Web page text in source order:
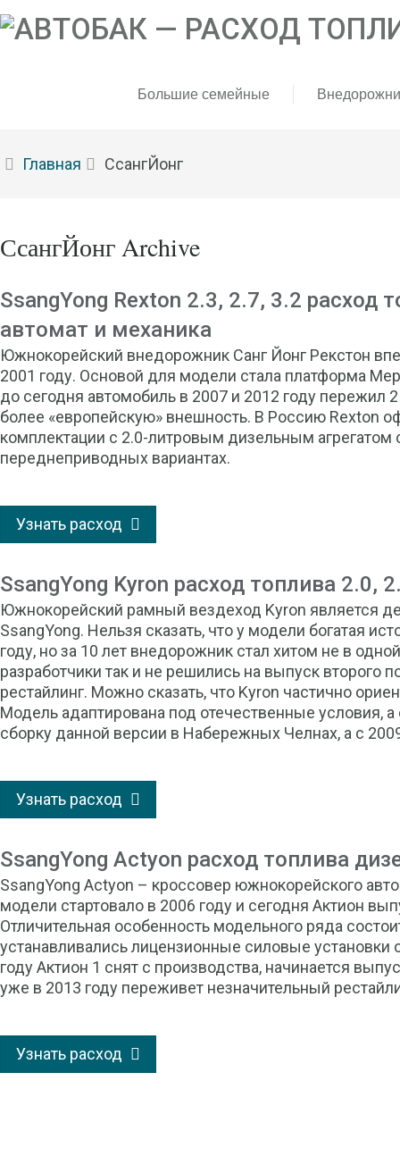
Большие семейные
Главная СсангЙонг
СсангЙонг Archive
SsangYong Rexton 2.3, 2.7, 3.2 расход
автомат и механика
Южнокорейский внедорожник Санг Йонг Рекстон
2001 году. Основой для модели стала платформа
до сегодня автомобиль в 2007 и 2012 году пережил
более «европейскую» внешность. В Россию Rexton
комплектации с 2.0-литровым дизельным
переднеприводных вариантах.
Узнать расход
SsangYong Kyron расход топлива 2.0,
Южнокорейский рамный вездеход Kyron является
SsangYong. Нельзя сказать, что у модели богатая
году, но за 10 лет внедорожник стал хитом не в
разработчики так и не решились на выпуск второго
рестайлинг. Можно сказать, что Kyron частично
Модель адаптирована под отечественные условия,
сборку данной версии в Набережных Челнах, а с
Узнать расход
SsangYong Actyon расход топлива
SsangYong Actyon – кроссовер южнокорейского
модели стартовало в 2006 году и сегодня Актион
Отличительная особенность модельного ряда
устанавливались лицензионные силовые
году Актион 1 снят с производства, начинается
уже в 2013 году переживет незначительный
Узнать расход